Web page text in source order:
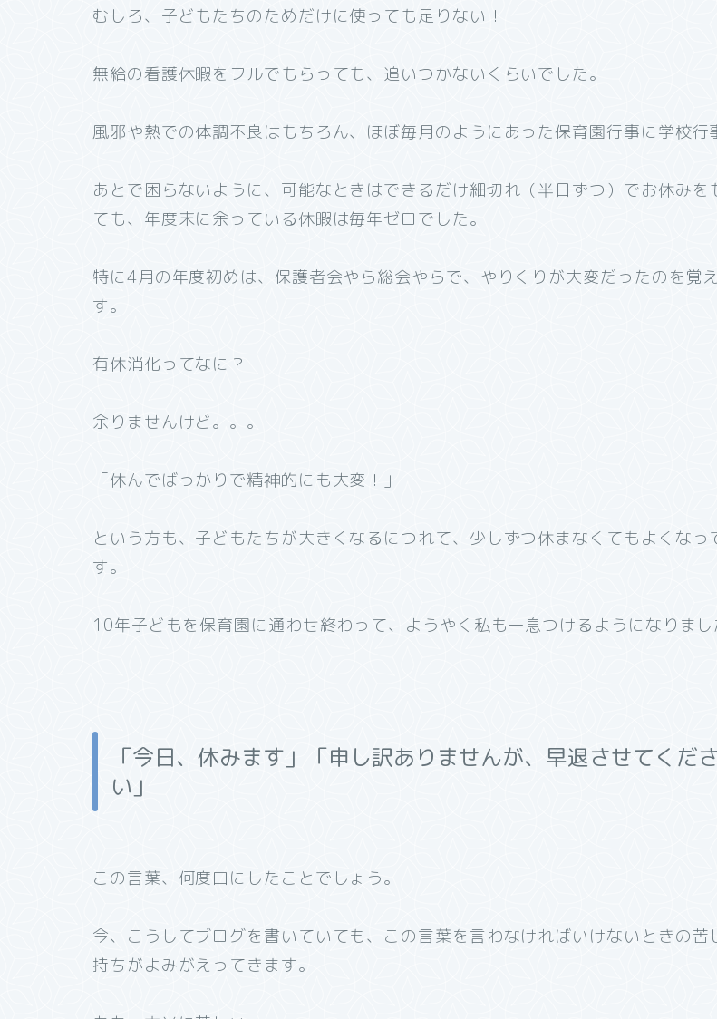
むしろ、子どもたちのためだけに使っても足りない！
無給の看護休暇をフルでもらっても、追いつかないくらいでした。
風邪や熱での体調不良はもちろん、ほぼ毎月のようにあった保育園行事に学校行
あとで困らないように、可能なときはできるだけ細切れ（半日ずつ）でお休みを
ても、年度末に余っている休暇は毎年ゼロでした。
特に4月の年度初めは、保護者会やら総会やらで、やりくりが大変だったのを覚
す。
有休消化ってなに？
余りませんけど。。。
「休んでばっかりで精神的にも大変！」
という方も、子どもたちが大きくなるにつれて、少しずつ休まなくてもよくなっ
す。
10年子どもを保育園に通わせ終わって、ようやく私も一息つけるようになりまし
「今日、休みます」「申し訳ありませんが、早退させてくださ
い」
この言葉、何度口にしたことでしょう。
今、こうしてブログを書いていても、この言葉を言わなければいけないときの苦
持ちがよみがえってきます。